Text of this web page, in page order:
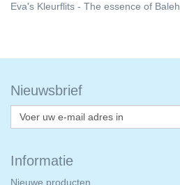
Eva's Kleurflits - The essence of Baleh
Nieuwsbrief
Informatie
Nieuwe producten